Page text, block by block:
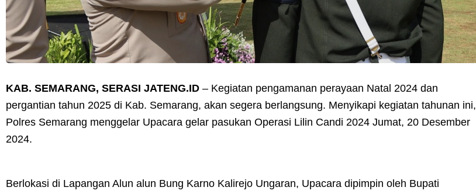
KAB. SEMARANG, SERASI JATENG.ID – Kegiatan pengamanan perayaan Natal 2024 dan
pergantian tahun 2025 di Kab. Semarang, akan segera berlangsung. Menyikapi kegiatan tahunan ini,
Polres Semarang menggelar Upacara gelar pasukan Operasi Lilin Candi 2024 Jumat, 20 Desember
2024.
Berlokasi di Lapangan Alun alun Bung Karno Kalirejo Ungaran, Upacara dipimpin oleh Bupati